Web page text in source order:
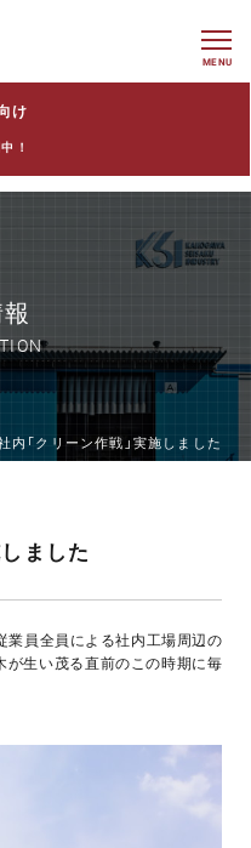
MENU
け
！
内「クリーン作戦」実施しました
ました
業員全員による社内工場周辺の
が生い茂る直前のこの時期に毎